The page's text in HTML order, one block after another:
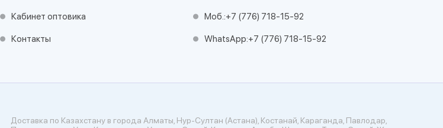
Кабинет оптовика
Контакты
Моб.:+7 (776) 718-15-92
WhatsApp:+7 (776) 718-15-92
Доставка по Казахстану в города Алматы, Нур-Султан (Астана), Костанай, Караганда, Павлодар,